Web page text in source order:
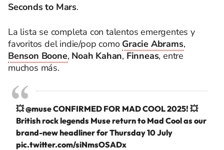
Seconds to Mars.
La lista se completa con talentos emergentes y
favoritos del indie/pop como Gracie Abrams,
Benson Boone, Noah Kahan, Finneas, entre
muchos más.
💥@museCONFIRMED FOR MAD COOL 2025! 💥
British rock legends Muse return to Mad Cool as our
brand-new headliner for Thursday 10 July
pic.twitter.com/siNmsOSADx